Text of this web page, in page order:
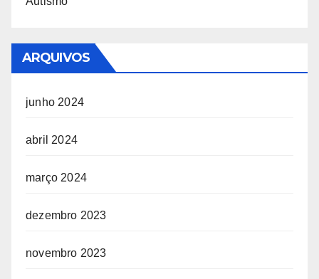
ARQUIVOS
junho 2024
abril 2024
março 2024
dezembro 2023
novembro 2023